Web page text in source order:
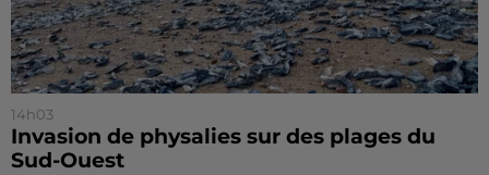
14h03
Invasion de physalies sur des plages du
Sud-Ouest